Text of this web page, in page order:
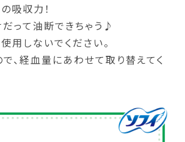
吸収力！
って油断できちゃう♪
しないでください。
、経血量にあわせて取り替えてく